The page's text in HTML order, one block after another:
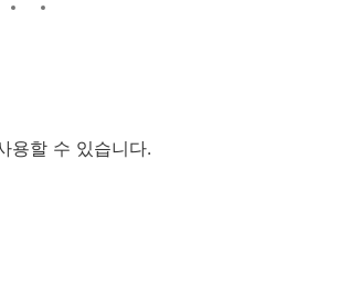
용할 수 있습니다.